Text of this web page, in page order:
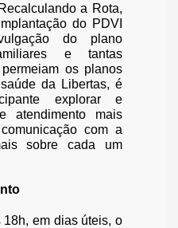
a Rota,
do PDVI
do plano
e tantas
os planos
da Libertas, é
explorar e
atendimento mais
com a
sobre cada um
em dias úteis, o